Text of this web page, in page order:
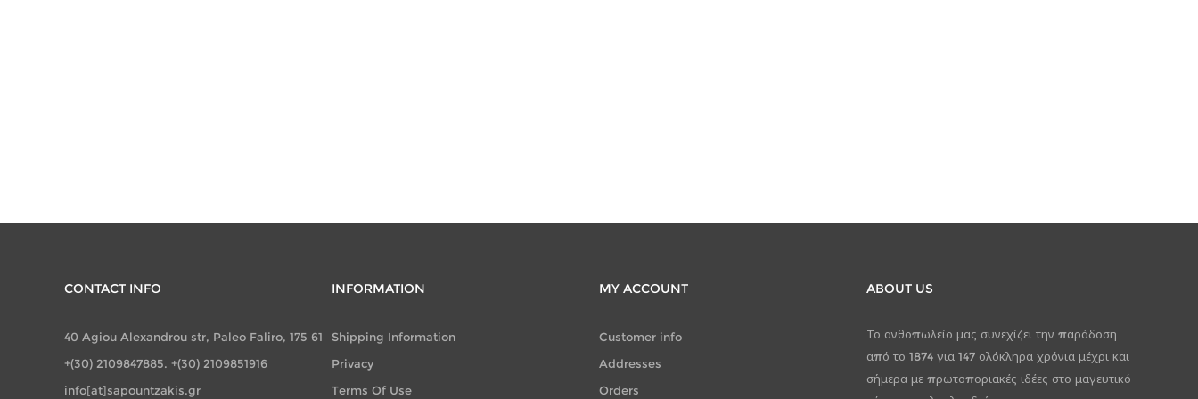
CONTACT INFO
40 Agiou Alexandrou str, Paleo Faliro, 175 61
+(30) 2109847885. +(30) 2109851916
info[at]sapountzakis.gr
INFORMATION
Shipping Information
Privacy
Terms Of Use
MY ACCOUNT
Customer info
Addresses
Orders
ABOUT US
Το ανθοπωλείο μας συνεχίζει την παράδοση
από το 1874 για 147 ολόκληρα χρόνια μέχρι και
σήμερα με πρωτοποριακές ιδέες στο μαγευτικό